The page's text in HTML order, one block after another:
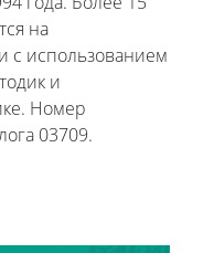
на
с использованием
и
Номер
03709.